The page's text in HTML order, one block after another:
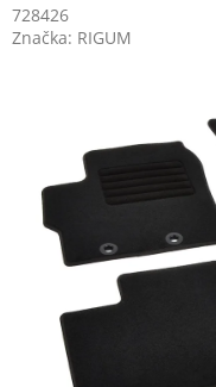
728426
Značka: RIGUM